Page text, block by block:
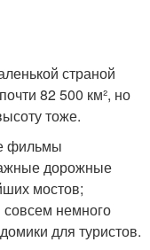
страной
82 500 км², но
тоже.
фильмы
дорожные
мостов;
совсем немного
для туристов.